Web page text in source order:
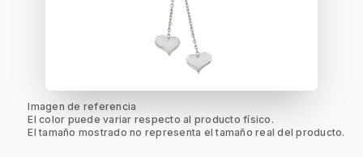
Imagen de referencia
El color puede variar respecto al producto físico.
El tamaño mostrado no representa el tamaño real del producto.